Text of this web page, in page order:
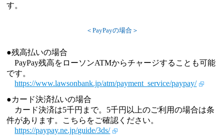
す。
＜PayPayの場合＞
●残高払いの場合
PayPay残高をローソンATMからチャージすることも可能
です。
https://www.lawsonbank.jp/atm/payment_service/paypay/
●カード決済払いの場合
カード決済は5千円まで。5千円以上のご利用の場合は条
件があります。こちらをご確認ください。
https://paypay.ne.jp/guide/3ds/